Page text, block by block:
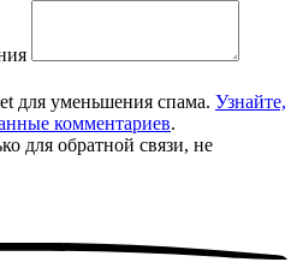
для уменьшения спама. Узнайте,
комментариев.
для обратной связи, не